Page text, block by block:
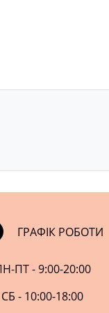
ГРАФІК РОБОТИ
ПТ - 9:00-20:00
СБ - 10:00-18:00